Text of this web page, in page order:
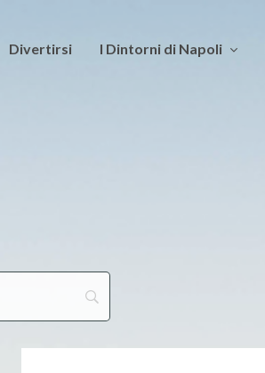
Divertirsi I Dintorni di Napoli